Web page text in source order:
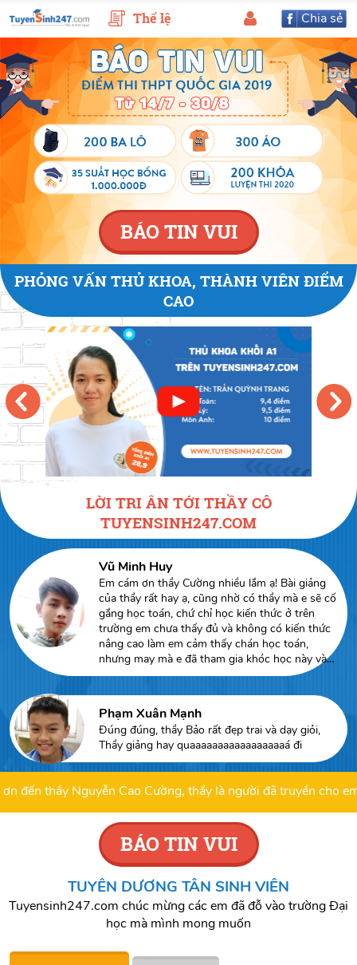
Thể lệ Chia sẻ
BÁO TIN VUI
PHỎNG VẤN THỦ KHOA, THÀNH VIÊN ĐIỂM
CAO
LỜI TRI ÂN TỚI THẦY CÔ
TUYENSINH247.COM
Vũ Minh Huy
Em cám ơn thầy Cường nhiều lắm ạ! Bài giảng
của thầy rất hay ạ, cũng nhờ có thầy mà e sẽ cố
gắng học toán, chứ chỉ học kiến thức ở trên
trường em chưa thấy đủ và không có kiến thức
nâng cao làm em cảm thấy chán học toán,
nhưng may mà e đã tham gia khóc học này và
sẽ tiếp tục trong 3 năm cấp 3.
Phạm Xuân Mạnh
Đúng đúng, thầy Bảo rất đẹp trai và dạy giỏi,
Thầy giảng hay quaaaaaaaaaaaaaaaaaá đi
thầy Nguyễn Cao Cường, thầy là người đã truyền cho em
BÁO TIN VUI
TUYÊN DƯƠNG TÂN SINH VIÊN
Tuyensinh247.com chúc mừng các em đã đỗ vào trường Đại
học mà mình mong muốn